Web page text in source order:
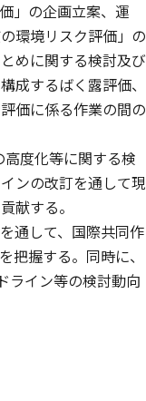
」の企画立案、運
環境リスク評価」の
めに関する検討及び
成するばく露評価、
価に係る作業の間の
度化等に関する検
ンの改訂を通して現
献する。
通して、国際共同作
把握する。同時に、
ライン等の検討動向